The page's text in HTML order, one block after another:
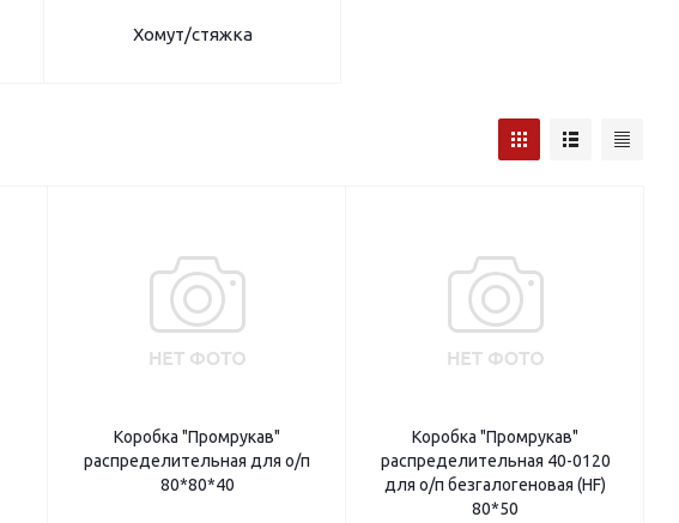
Хомут/стяжка
Коробка "Промрукав"
распределительная для о/п
80*80*40
Коробка "Промрукав"
распределительная 40-0120
для о/п безгалогеновая (HF)
80*50